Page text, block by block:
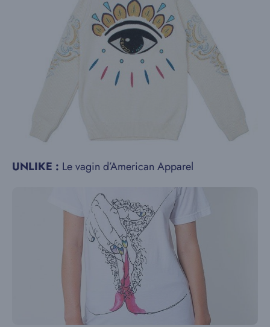
UNLIKE : Le vagin d’American Apparel